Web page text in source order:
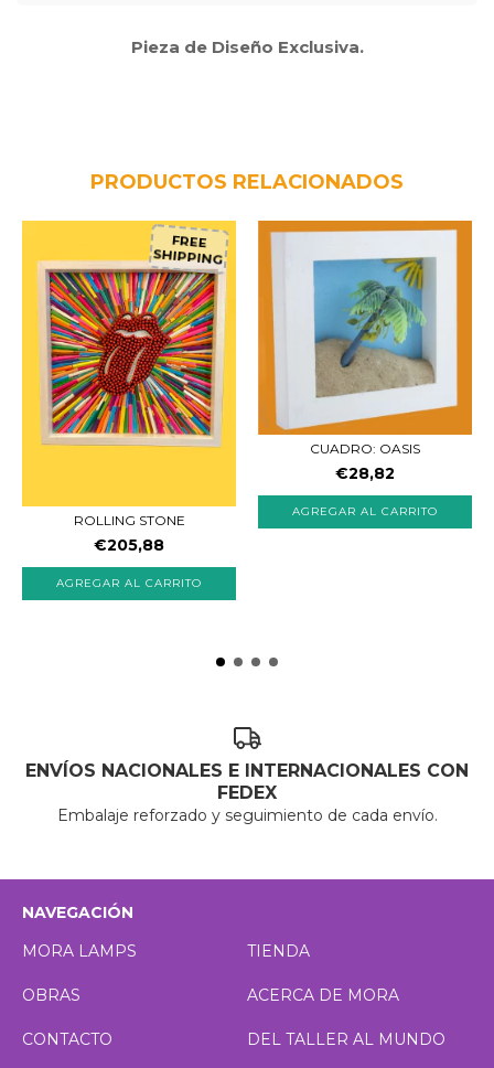
Pieza de Diseño Exclusiva.
PRODUCTOS RELACIONADOS
FREE
SHIPPING
ROLLING STONE
€205,88
CUADRO: OASIS
€28,82
ENVÍOS NACIONALES E INTERNACIONALES CON
FEDEX
Embalaje reforzado y seguimiento de cada envío.
NAVEGACIÓN
MORA LAMPS
TIENDA
OBRAS ACERCA DE MORA
CONTACTO DEL TALLER AL MUNDO